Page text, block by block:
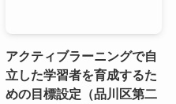
アクティブラーニングで自
立した学習者を育成するた
めの目標設定（品川区第二